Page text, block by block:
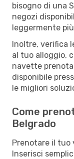
bisogno di una
negozi
leggermente
Inoltre, verifica
al tuo alloggio,
navette
disponibile
le migliori
Come
Belgrado
Prenotare il tuo
Inserisci